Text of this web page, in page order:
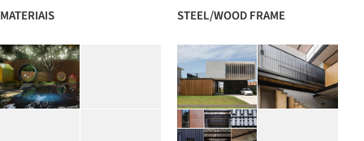
MATERIAIS STEEL/WOOD FRAME